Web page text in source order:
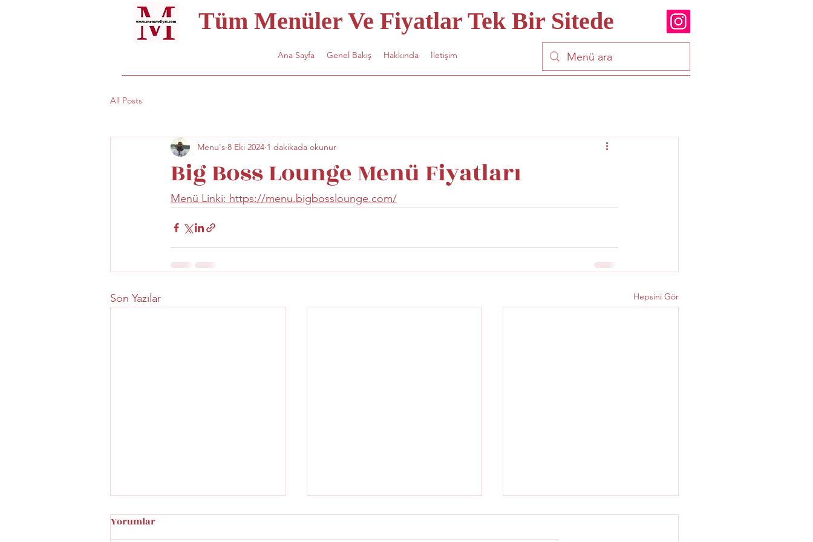
Tüm Menüler Ve Fiyatlar Tek Bir Sitede
Ana Sayfa Genel Bakış Hakkında İletişim
All Posts
Big Boss Lounge Menü Fiyatları
Menu's 8 Eki 2024 1 dakikada okunur
Menü Linki: https://menu.bigbosslounge.com/
Son Yazılar Hepsini Gör
Yorumlar